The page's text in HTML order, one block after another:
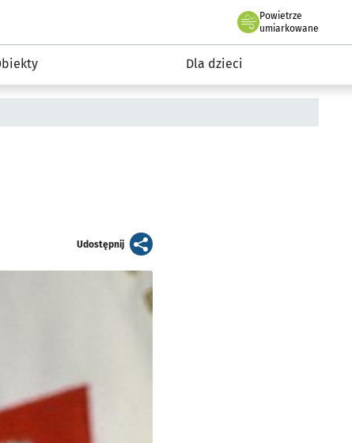
Powietrze
we Wrocławiu
umiarkowane
Dla dzieci
Udostępnijartykuł